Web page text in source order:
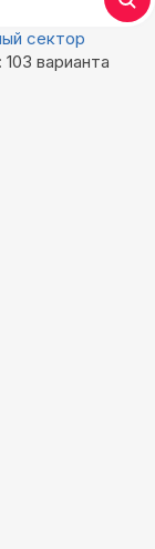
сектор
варианта